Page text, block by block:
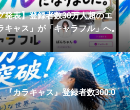
発表】登録者数30万人超のエ
キャス」が「キャラフル」へ。
『カラキャス』登録者数300,0